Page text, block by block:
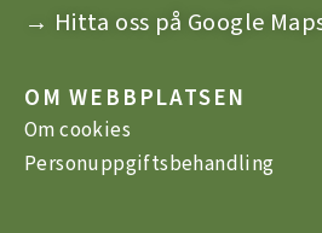
→ Hitta oss på Google
OM WEBBPLATSEN
Om cookies
Personuppgiftsbehandling